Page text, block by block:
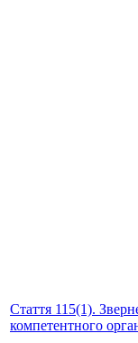
Стаття 115(1).
компетентного